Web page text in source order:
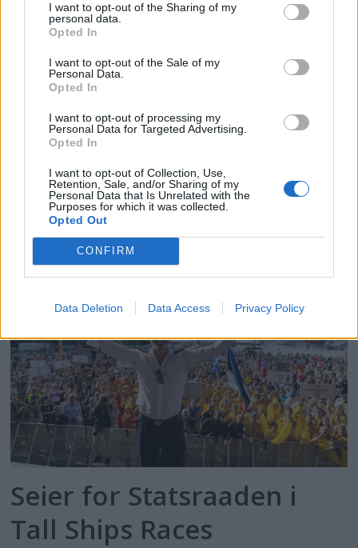
I want to opt-out of the Sharing of my
personal data.
Opted In
I want to opt-out of the Sale of my
Personal Data.
Opted In
I want to opt-out of processing my
Personal Data for Targeted Advertising.
Opted In
I want to opt-out of Collection, Use,
Retention, Sale, and/or Sharing of my
Personal Data that Is Unrelated with the
Purposes for which it was collected.
Opted Out
CONFIRM
Data Deletion Data Access Privacy Policy
– Kong Harald er glad i
båten
Seier for Statsraaden i
Tall Ships Races